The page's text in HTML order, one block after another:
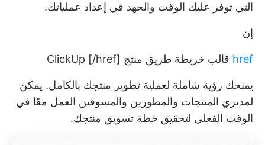
التي توفر عليك الوقت والجهد في إعداد عملياتك.
إن
href قالب خريطة طريق منتج ClickUp [/href]
يمنحك رؤية شاملة لعملية تطوير منتجك بالكامل. يمكن
لمديري المنتجات والمطورين والمسوقين العمل معًا في
الوقت الفعلي لتحقيق خطة تسويق منتجك.